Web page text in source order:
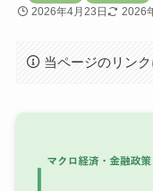
2026年4月23日 2026
当ページのリン